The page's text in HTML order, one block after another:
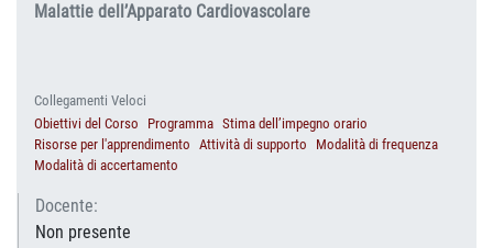
Malattie dell’Apparato Cardiovascolare
Collegamenti Veloci
Obiettivi del Corso
Programma Stima dell’impegno orario
Risorse per l'apprendimento Attività di supporto
Modalità di frequenza
Modalità di accertamento
Docente:
Non presente